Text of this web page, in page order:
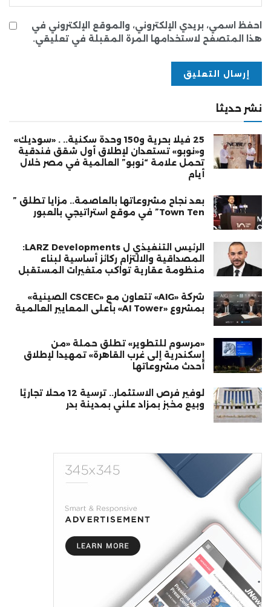
احفظ اسمي، بريدي الإلكتروني، والموقع الإلكتروني في
هذا المتصفح لاستخدامها المرة المقبلة في تعليقي.
نشر حديثا
25 فيلا بحرية و150 وحدة سكنية.. . «سوديك»
و«نوبو» تستعدان لإطلاق أول شقق فندقية
تحمل علامة “نوبو” العالمية في مصر خلال
أيام
بعد نجاح مشروعاتها بالعاصمة.. مزايا تطلق ”
Town Ten” في موقع استراتيجي بالعبور
الرئيس التنفيذي ل LARZ Developments:
المصداقية والالتزام ركائز أساسية لبناء
منظومة عقارية تواكب متغيرات المستقبل
شركة «AIG» تتعاون مع «CSCEC الصينية»
بمشروع «AI Tower» بأعلى المعايير العالمية
«مرسوم للتطوير» تطلق حملة «من
إسكندرية إلى غرب القاهرة» تمهيدا لإطلاق
أحدث مشروعاتها
لوفير فرص الاستثمار.. ترسية 12 محلًا تجاريًا
وبيع مخبز بمزاد علني بمدينة بدر